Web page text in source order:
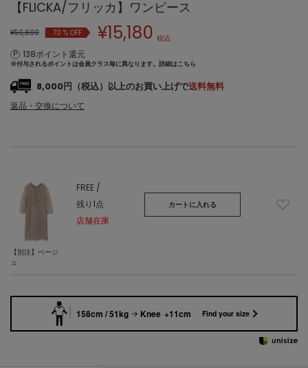
【FLICKA/フリッカ】ワンピース
¥50,600 70% OFF ¥15,180 税込
138ポイント還元
※付与されるポイントは会員クラス毎に異なります。 詳細はこちら
8,000円（税込）以上のお買い上げで送料無料
返品・交換について
【別注】ベージ
ュ
FREE /
残り1点
店舗在庫
カートに入れる
158cm / 51kg Knee +11cm Find your size